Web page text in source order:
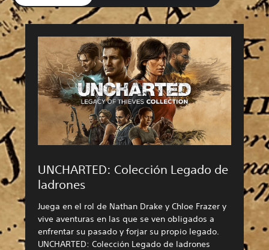
UNCHARTED: Colección Legado de
ladrones
Juega en el rol de Nathan Drake y Chloe Frazer y
vive aventuras en las que se ven obligados a
enfrentar su pasado y forjar su propio legado.
UNCHARTED: Colección Legado de ladrones